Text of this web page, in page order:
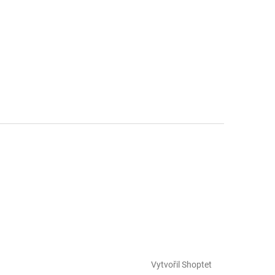
Vytvořil Shoptet